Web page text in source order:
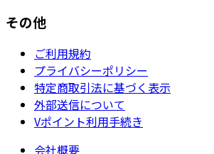
その他
ご利用規約
プライバシーポリシー
特定商取引法に基づく表示
外部送信について
Vポイント利用手続き
会社概要